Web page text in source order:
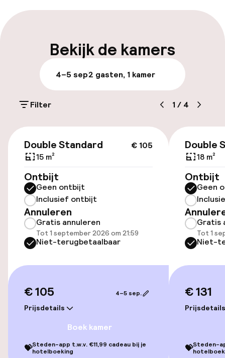
Meertalige medewerkers
Parkeren & mobiliteit
Openbaar parkeren
Toegankelijkheid
Lift
Kamers
Familiekamers beschikbaar
Entertainment
Gratis wifi
TV lounge
Eet- en drinkdiensten
Ontbijtbuffet
Bekijk de kamers
4–5 sep2 gasten, 1 kamer
Filter 1 / 4
€ 105
Double Standard
15 m²
Ontbijt
Geen ontbijt
Inclusief ontbijt
Annuleren
Gratis annuleren
Tot 1 september 2026 om 21:59
Niet-terugbetaalbaar
€ 105
Prijsdetails
4–5 sep.
Boek kamer
💝Steden-app t.w.v. €11,99 cadeau bij je
hotelboeking
Double
18 m²
Ontbijt
Geen
Gratis
Tot 1
Niet-
€ 131
Prijsdetails
💝Steden-